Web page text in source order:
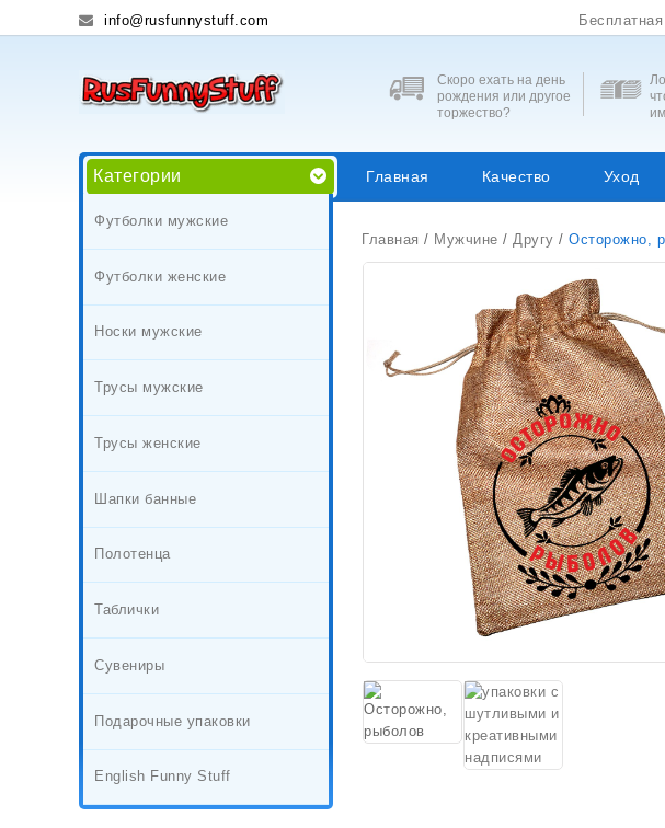
info@rusfunnystuff.com
Скоро ехать на день
рождения или другое
торжество?
Категории
Футболки мужские
Футболки женские
Носки мужские
Трусы мужские
Трусы женские
Шапки банные
Полотенца
Таблички
Сувениры
Подарочные упаковки
English Funny Stuff
Главная Качество Уход
Главная / Мужчине / Другу / Осторожно,